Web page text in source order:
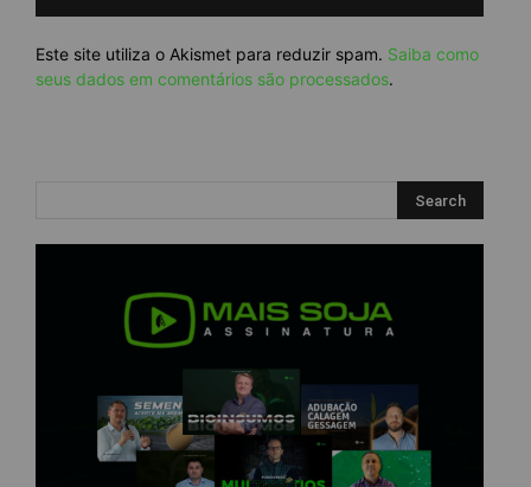
Este site utiliza o Akismet para reduzir spam. Saiba como
seus dados em comentários são processados.